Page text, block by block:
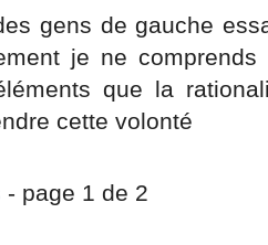
gens de gauche
je ne
que la
cette volonté
- page 1 de 2